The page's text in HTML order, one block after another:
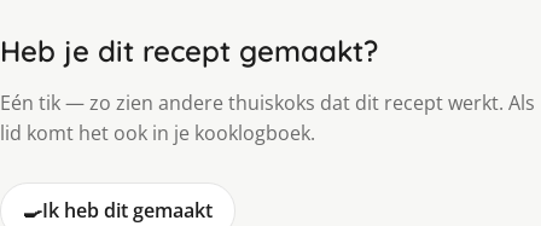
Heb je dit recept gemaakt?
Eén tik — zo zien andere thuiskoks dat dit recept werkt. Als
lid komt het ook in je kooklogboek.
🍳Ik heb dit gemaakt